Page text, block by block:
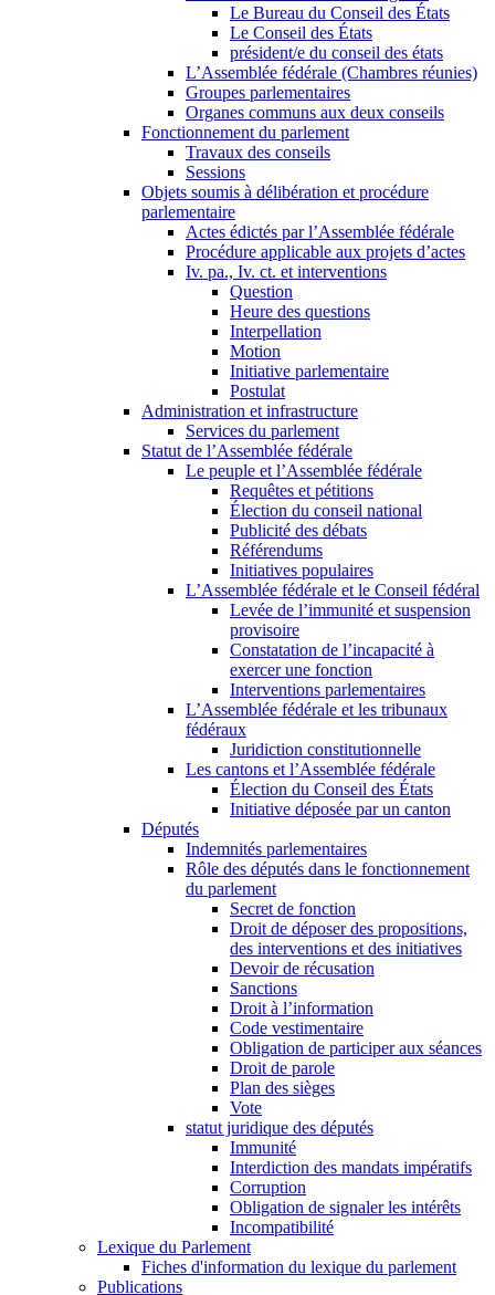
Le Bureau du Conseil des États
Le Conseil des États
président/e du conseil des états
L’Assemblée fédérale (Chambres réunies)
Groupes parlementaires
Organes communs aux deux conseils
Fonctionnement du parlement
Travaux des conseils
Sessions
Objets soumis à délibération et procédure
parlementaire
Actes édictés par l’Assemblée fédérale
Procédure applicable aux projets d’actes
Iv. pa., Iv. ct. et interventions
Question
Heure des questions
Interpellation
Motion
Initiative parlementaire
Postulat
Administration et infrastructure
Services du parlement
Statut de l’Assemblée fédérale
Le peuple et l’Assemblée fédérale
Requêtes et pétitions
Élection du conseil national
Publicité des débats
Référendums
Initiatives populaires
L’Assemblée fédérale et le Conseil fédéral
Levée de l’immunité et suspension
provisoire
Constatation de l’incapacité à
exercer une fonction
Interventions parlementaires
L’Assemblée fédérale et les tribunaux
fédéraux
Juridiction constitutionnelle
Les cantons et l’Assemblée fédérale
Élection du Conseil des États
Initiative déposée par un canton
Députés
Indemnités parlementaires
Rôle des députés dans le fonctionnement
du parlement
Secret de fonction
Droit de déposer des propositions,
des interventions et des initiatives
Devoir de récusation
Sanctions
Droit à l’information
Code vestimentaire
Obligation de participer aux séances
Droit de parole
Plan des sièges
Vote
statut juridique des députés
Immunité
Interdiction des mandats impératifs
Corruption
Obligation de signaler les intérêts
Incompatibilité
Lexique du Parlement
Fiches d'information du lexique du parlement
Publications